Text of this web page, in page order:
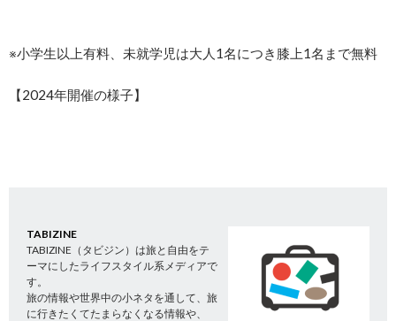
※小学生以上有料、未就学児は大人1名につき膝上1名まで無料
【2024年開催の様子】
TABIZINE
TABIZINE（タビジン）は旅と自由をテ
ーマにしたライフスタイル系メディアで
す。
旅の情報や世界中の小ネタを通して、旅
に行きたくてたまらなくなる情報や、